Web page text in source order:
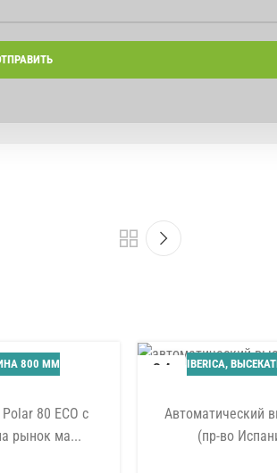
800 ММ
80 ECO с
рынок ма...
04 IBERICA,
Автоматический
(пр-во